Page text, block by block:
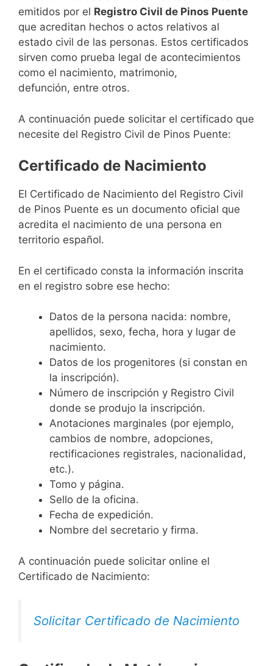
emitidos por el Registro Civil de Pinos Puente
que acreditan hechos o actos relativos al
estado civil de las personas. Estos certificados
sirven como prueba legal de acontecimientos
como el nacimiento, matrimonio,
defunción, entre otros.
A continuación puede solicitar el certificado que
necesite del Registro Civil de Pinos Puente:
Certificado de Nacimiento
El Certificado de Nacimiento del Registro Civil
de Pinos Puente es un documento oficial que
acredita el nacimiento de una persona en
territorio español.
En el certificado consta la información inscrita
en el registro sobre ese hecho:
Datos de la persona nacida: nombre,
apellidos, sexo, fecha, hora y lugar de
nacimiento.
Datos de los progenitores (si constan en
la inscripción).
Número de inscripción y Registro Civil
donde se produjo la inscripción.
Anotaciones marginales (por ejemplo,
cambios de nombre, adopciones,
rectificaciones registrales, nacionalidad,
etc.).
Tomo y página.
Sello de la oficina.
Fecha de expedición.
Nombre del secretario y firma.
A continuación puede solicitar online el
Certificado de Nacimiento:
Solicitar Certificado de Nacimiento